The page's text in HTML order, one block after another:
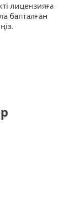
лицензияға
бапталған